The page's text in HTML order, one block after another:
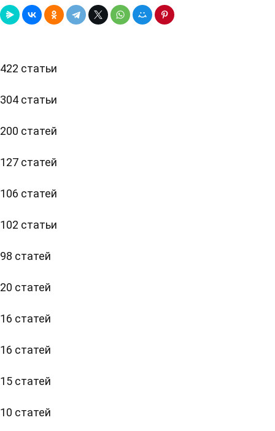
422 статьи
304 статьи
200 статей
127 статей
106 статей
102 статьи
98 статей
20 статей
16 статей
16 статей
15 статей
10 статей